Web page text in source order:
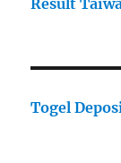
Result
Togel